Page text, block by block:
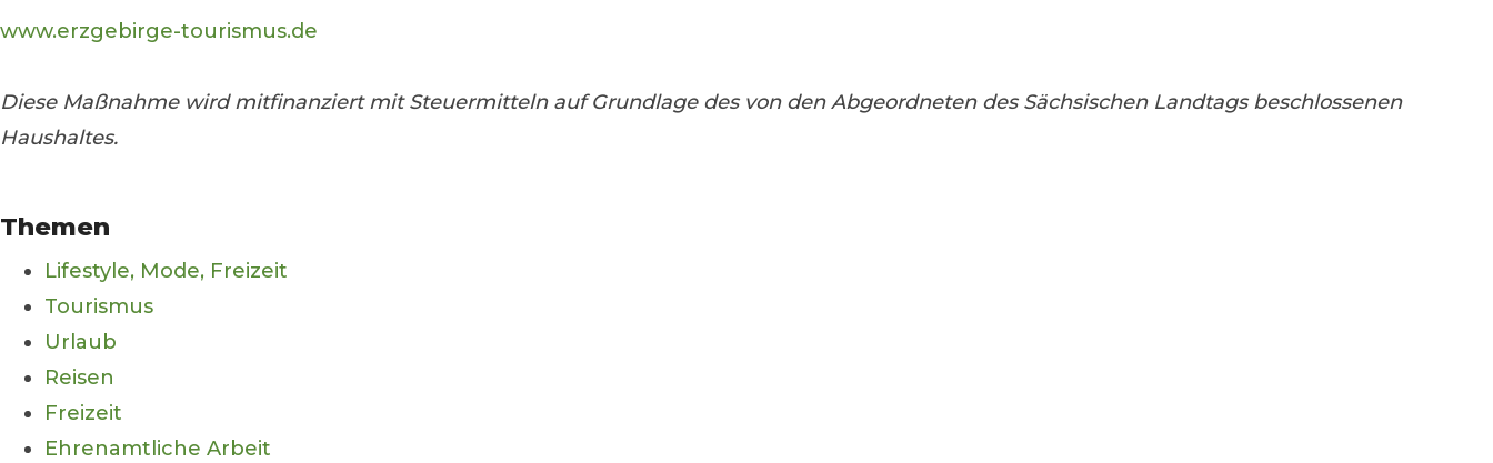
www.erzgebirge-tourismus.de
Diese Maßnahme wird mitfinanziert mit Steuermitteln auf Grundlage des von den Abgeordneten des Sächsischen Landtags beschlossenen
Haushaltes.
Themen
Lifestyle, Mode, Freizeit
Tourismus
Urlaub
Reisen
Freizeit
Ehrenamtliche Arbeit